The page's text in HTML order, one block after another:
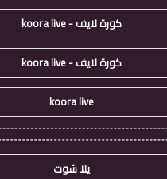
كورة لايف - koora live
كورة لايف - koora live
koora live
يلا شوت